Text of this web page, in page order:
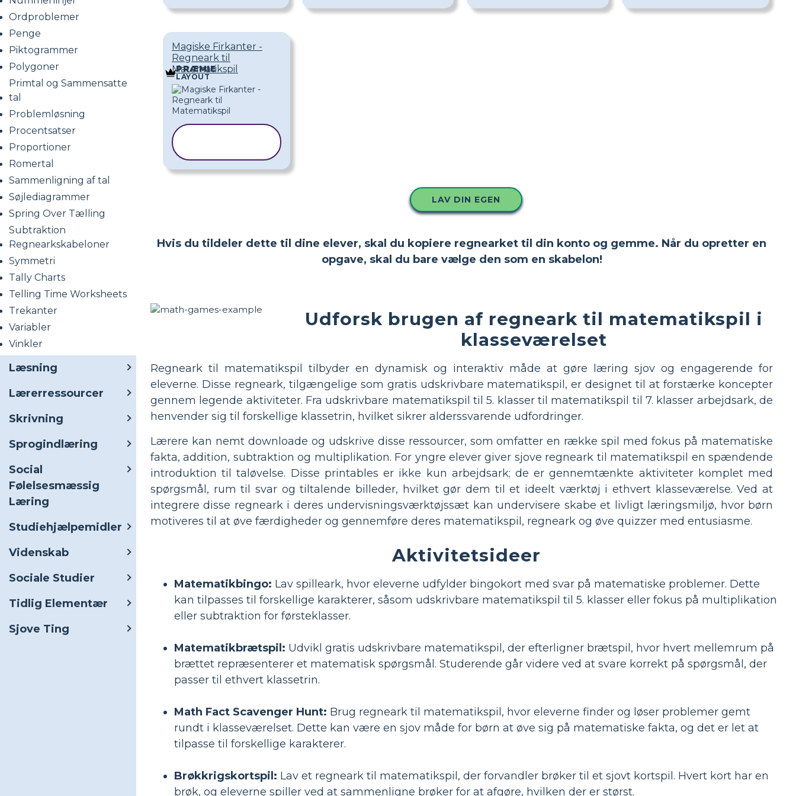
Ordproblemer
Penge
Piktogrammer
Polygoner
Primtal og Sammensatte
tal
Problemløsning
Procentsatser
Proportioner
Romertal
Sammenligning af tal
Søjlediagrammer
Spring Over Tælling
Subtraktion
Regnearkskabeloner
Symmetri
Tally Charts
Telling Time Worksheets
Trekanter
Variabler
Vinkler
Læsning
Lærerressourcer
Skrivning
Sprogindlæring
Social
Følelsesmæssig
Læring
Studiehjælpemidler
Videnskab
Sociale Studier
Tidlig Elementær
Sjove Ting
Magiske Firkanter -
Regneark til
Matematikspil
PRÆMIE
LAYOUT
LAV DIN EGEN
Hvis du tildeler dette til dine elever, skal du kopiere regnearket til din konto og gemme. Når du opretter en
opgave, skal du bare vælge den som en skabelon!
Udforsk brugen af ​​regneark til matematikspil i
klasseværelset
Regneark til matematikspil tilbyder en dynamisk og interaktiv måde at gøre læring sjov og engagerende for
eleverne. Disse regneark, tilgængelige som gratis udskrivbare matematikspil, er designet til at forstærke koncepter
gennem legende aktiviteter. Fra udskrivbare matematikspil til 5. klasser til matematikspil til 7. klasser arbejdsark, de
henvender sig til forskellige klassetrin, hvilket sikrer alderssvarende udfordringer.
Lærere kan nemt downloade og udskrive disse ressourcer, som omfatter en række spil med fokus på matematiske
fakta, addition, subtraktion og multiplikation. For yngre elever giver sjove regneark til matematikspil en spændende
introduktion til taløvelse. Disse printables er ikke kun arbejdsark; de er gennemtænkte aktiviteter komplet med
spørgsmål, rum til svar og tiltalende billeder, hvilket gør dem til et ideelt værktøj i ethvert klasseværelse. Ved at
integrere disse regneark i deres undervisningsværktøjssæt kan undervisere skabe et livligt læringsmiljø, hvor børn
motiveres til at øve færdigheder og gennemføre deres matematikspil, regneark og øve quizzer med entusiasme.
Aktivitetsideer
Matematikbingo: Lav spilleark, hvor eleverne udfylder bingokort med svar på matematiske problemer. Dette
kan tilpasses til forskellige karakterer, såsom udskrivbare matematikspil til 5. klasser eller fokus på multiplikation
eller subtraktion for førsteklasser.
Matematikbrætspil: Udvikl gratis udskrivbare matematikspil, der efterligner brætspil, hvor hvert mellemrum på
brættet repræsenterer et matematisk spørgsmål. Studerende går videre ved at svare korrekt på spørgsmål, der
passer til ethvert klassetrin.
Math Fact Scavenger Hunt: Brug regneark til matematikspil, hvor eleverne finder og løser problemer gemt
rundt i klasseværelset. Dette kan være en sjov måde for børn at øve sig på matematiske fakta, og det er let at
tilpasse til forskellige karakterer.
Brøkkrigskortspil: Lav et regneark til matematikspil, der forvandler brøker til et sjovt kortspil. Hvert kort har en
brøk, og eleverne spiller ved at sammenligne brøker for at afgøre, hvilken der er størst.